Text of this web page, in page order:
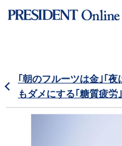
｢朝のフルーツは金｣｢
もダメにする｢糖質疲労